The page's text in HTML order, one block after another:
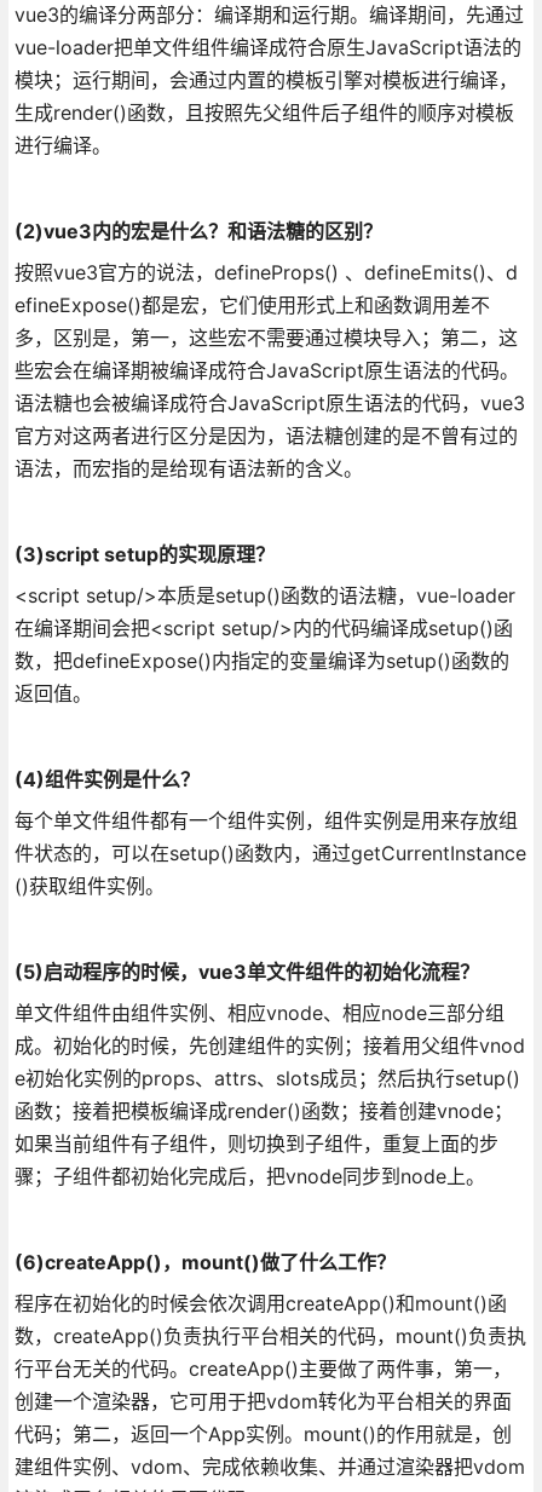
vue3的编译分两部分：编译期和运行期。编译期间，先通过
vue-loader把单文件组件编译成符合原生JavaScript语法的
模块；运行期间，会通过内置的模板引擎对模板进行编译，
生成render()函数，且按照先父组件后子组件的顺序对模板
进行编译。
(2)vue3内的宏是什么？和语法糖的区别？
按照vue3官方的说法，defineProps() 、defineEmits()、d
efineExpose()都是宏，它们使用形式上和函数调用差不
多，区别是，第一，这些宏不需要通过模块导入；第二，这
些宏会在编译期被编译成符合JavaScript原生语法的代码。
语法糖也会被编译成符合JavaScript原生语法的代码，vue3
官方对这两者进行区分是因为，语法糖创建的是不曾有过的
语法，而宏指的是给现有语法新的含义。
(3)script setup的实现原理？
<script setup/>本质是setup()函数的语法糖，vue-loader
在编译期间会把<script setup/>内的代码编译成setup()函
数，把defineExpose()内指定的变量编译为setup()函数的
返回值。
(4)组件实例是什么？
每个单文件组件都有一个组件实例，组件实例是用来存放组
件状态的，可以在setup()函数内，通过getCurrentInstance
()获取组件实例。
(5)启动程序的时候，vue3单文件组件的初始化流程？
单文件组件由组件实例、相应vnode、相应node三部分组
成。初始化的时候，先创建组件的实例；接着用父组件vnod
e初始化实例的props、attrs、slots成员；然后执行setup()
函数；接着把模板编译成render()函数；接着创建vnode；
如果当前组件有子组件，则切换到子组件，重复上面的步
骤；子组件都初始化完成后，把vnode同步到node上。
(6)createApp()，mount()做了什么工作？
程序在初始化的时候会依次调用createApp()和mount()函
数，createApp()负责执行平台相关的代码，mount()负责执
行平台无关的代码。createApp()主要做了两件事，第一，
创建一个渲染器，它可用于把vdom转化为平台相关的界面
代码；第二，返回一个App实例。mount()的作用就是，创
建组件实例、vdom、完成依赖收集、并通过渲染器把vdom